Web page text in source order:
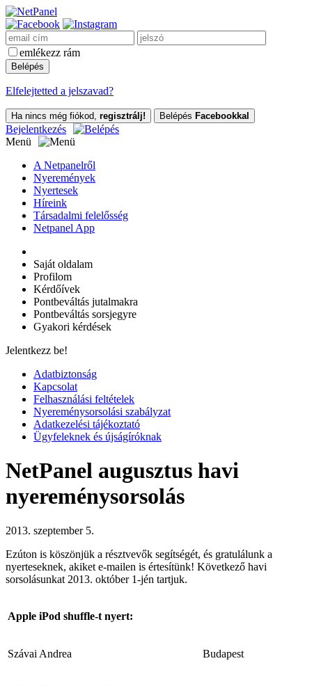
emlékezz rám
Elfelejtetted a jelszavad?
Ha nincs még fiókod, regisztrálj! Belépés Facebookkal
Bejelentkezés
Menü
A Netpanelről
Nyeremények
Nyertesek
Híreink
Társadalmi felelősség
Netpanel App
Saját oldalam
Profilom
Kérdőívek
Pontbeváltás jutalmakra
Pontbeváltás sorsjegyre
Gyakori kérdések
Jelentkezz be!
Adatbiztonság
Kapcsolat
Felhasználási feltételek
Nyereménysorsolási szabályzat
Adatkezelési tájékoztató
Ügyfeleknek és újságíróknak
NetPanel augusztus havi
nyereménysorsolás
2013. szeptember 5.
Ezúton is köszönjük a résztvevők segítségét, és gratulálunk a
nyerteseknek, akiket e-mailen is értesítünk! Következő havi
sorsolásunkat 2013. október 1-jén tartjuk.
Apple iPod shuffle-t nyert:
Szávai Andrea Budapest